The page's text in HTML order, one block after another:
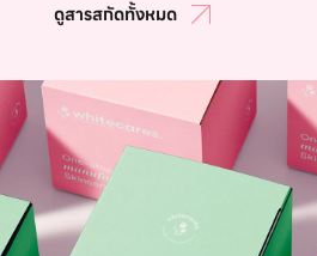
ดูสารสกัดทั้งหมด